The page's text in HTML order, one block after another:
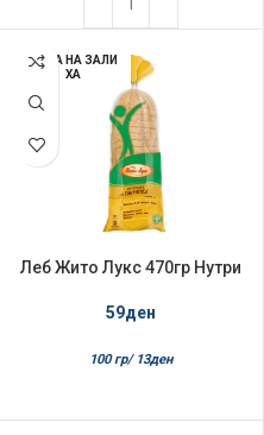
НЕМА НА ЗАЛИ
ХА
Леб Жито Лукс 470гр Нутри
59ден
100 гр/ 13ден